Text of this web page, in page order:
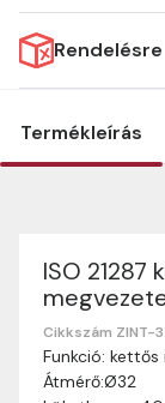
Rendelésre
Termékleírás
ISO
Cikkszám ZINT-
Funkció: kettős
Átmérő:Ø32
Szállítási
Nagyon